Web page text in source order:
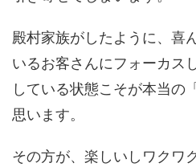
殿村家族がしたように、喜
いるお客さんにフォーカス
している状態こそが本当の
思います。
その方が、楽しいしワクワ